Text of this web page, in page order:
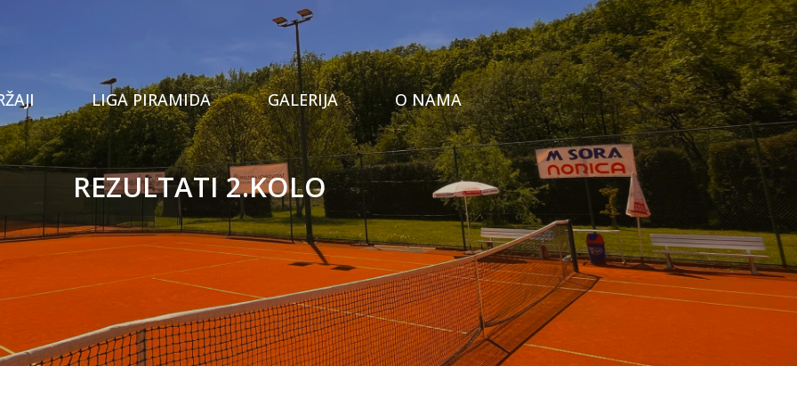
Tenis
Prostor za proslave
Stolni tenis
Privatna teretana
LIGA PIRAMIDA GALERIJA O NAMA
REZULTATI 2.KOLO